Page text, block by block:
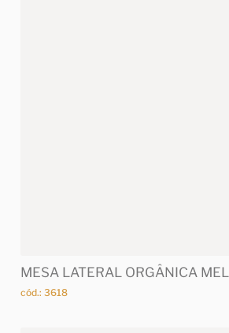
MESA LATERAL ORGÂNICA MEL
cód.: 3618